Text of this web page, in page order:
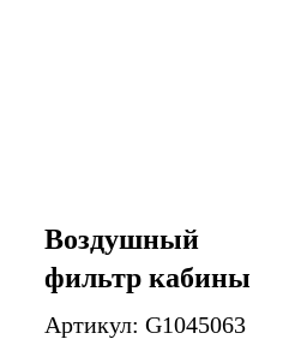
Воздушный
фильтр кабины
Артикул: G1045063